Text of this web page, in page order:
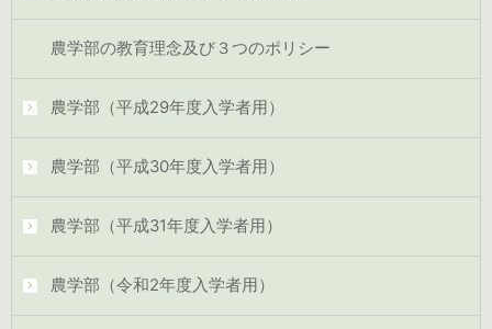
農学部の教育理念及び３つのポリシー
農学部（平成29年度入学者用）
農学部（平成30年度入学者用）
農学部（平成31年度入学者用）
農学部（令和2年度入学者用）